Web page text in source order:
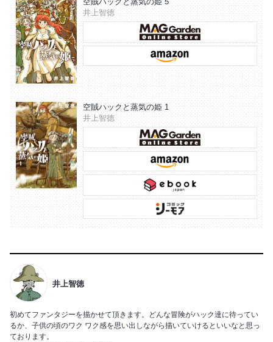
井上智徳
空賊ハックと蒸気の姫 1
井上智徳
井上智徳
初めてファンタジーを描かせて頂きます。どんな冒険がハック達に待ってい
るか、子供の頃のワク ワク感を思い出しながら描いていけるといいなと思っ
ております。